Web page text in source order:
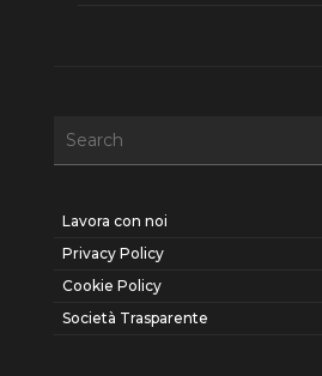
Lavora con noi
Privacy Policy
Cookie Policy
Società Trasparente